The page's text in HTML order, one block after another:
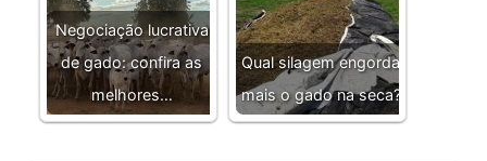
Negociação lucrativa
de gado: confira as
melhores…
Qual silagem engorda
mais o gado na seca?